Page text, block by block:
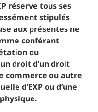
réserve tous ses
stipulés
aux présentes ne
conférant
ou
droit d’un droit
commerce ou autre
d’EXP ou d’une